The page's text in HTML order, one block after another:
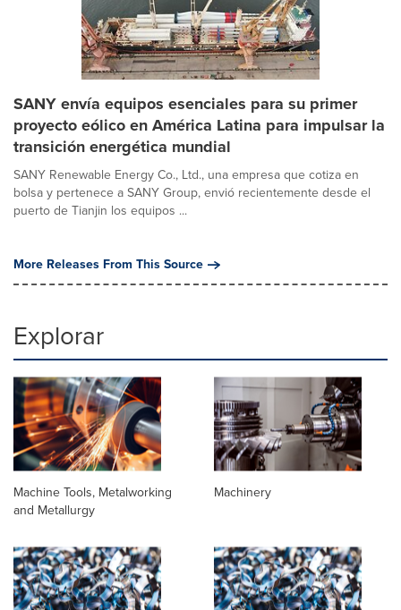
SANY envía equipos esenciales para su primer
proyecto eólico en América Latina para impulsar la
transición energética mundial
SANY Renewable Energy Co., Ltd., una empresa que cotiza en
bolsa y pertenece a SANY Group, envió recientemente desde el
puerto de Tianjin los equipos ...
More Releases From This Source
Explorar
Machine Tools, Metalworking
and Metallurgy
Machinery